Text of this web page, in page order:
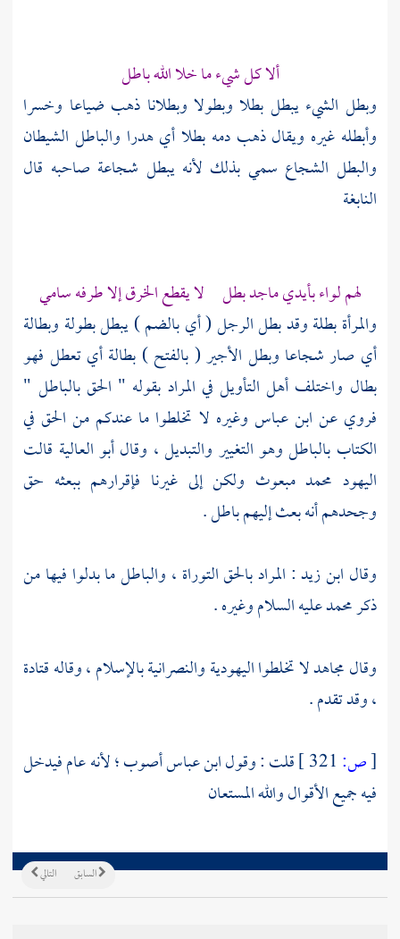
ألا كل شيء ما خلا الله باطل
وبطل الشيء يبطل بطلا وبطولا وبطلانا ذهب ضياعا وخسرا
وأبطله غيره ويقال ذهب دمه بطلا أي هدرا والباطل الشيطان
والبطل الشجاع سمي بذلك لأنه يبطل شجاعة صاحبه قال
النابغة
لهم لواء بأيدي ماجد بطل لا يقطع الخرق إلا طرفه سامي
والمرأة بطلة وقد بطل الرجل ( أي بالضم ) يبطل بطولة وبطالة
أي صار شجاعا وبطل الأجير ( بالفتح ) بطالة أي تعطل فهو
بطال واختلف أهل التأويل في المراد بقوله " الحق بالباطل "
فروي عن ابن عباس وغيره لا تخلطوا ما عندكم من الحق في
الكتاب بالباطل وهو التغيير والتبديل ، وقالأبو العالية قالت
اليهود محمدمبعوث ولكن إلى غيرنا فإقرارهم ببعثه حق
وجحدهم أنه بعث إليهم باطل .
وقال ابن زيد: المراد بالحق التوراة ، والباطل ما بدلوا فيها من
ذكرمحمدعليه السلام وغيره .
وقالمجاهدلا تخلطوا اليهودية والنصرانية بالإسلام ، وقالهقتادة
، وقد تقدم .
[ص: قلت : وقولابن عباسأصوب ؛ لأنه عام فيدخل
فيه جميع الأقوال والله المستعان
التالي السابق